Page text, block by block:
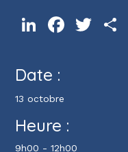
LinkedInFacebookTwitter
Date :
13 octobre
Heure :
9h00 - 12h00